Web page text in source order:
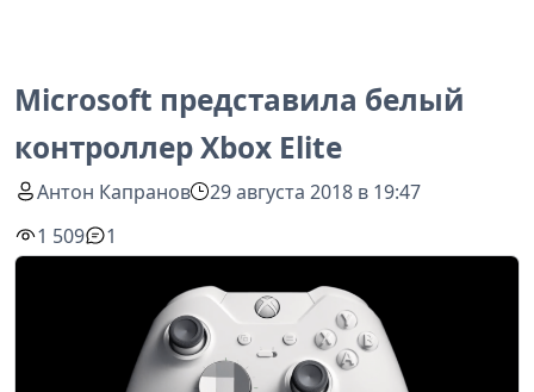
Microsoft представила белый
контроллер Xbox Elite
Антон Капранов
29 августа 2018 в 19:47
1 509
1